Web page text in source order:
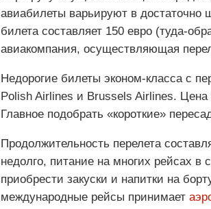
авиабилеты варьируют в достаточно
билета составляет 150 евро (туда-
авиакомпания, осуществляющая
Недорогие билеты эконом-класса с
Polish Airlines и Brussels Airlines. Цена
Главное подобрать «короткие»
Продолжительность перелета
недолго, питание на многих рейсах в
приобрести закуски и напитки на
международные рейсы принимает